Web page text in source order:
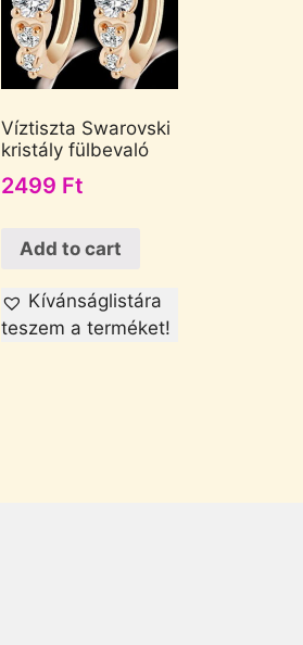
Víztiszta Swarovski
kristály fülbevaló
2499 Ft
Add to cart
Kívánságlistára
teszem a terméket!